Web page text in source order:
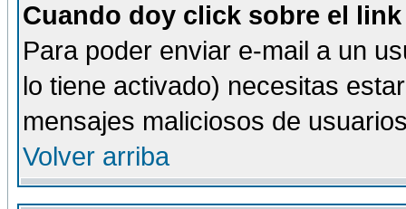
Cuando doy click sobre el
Para poder enviar e-mail a un
lo tiene activado) necesitas
mensajes maliciosos de
Volver arriba